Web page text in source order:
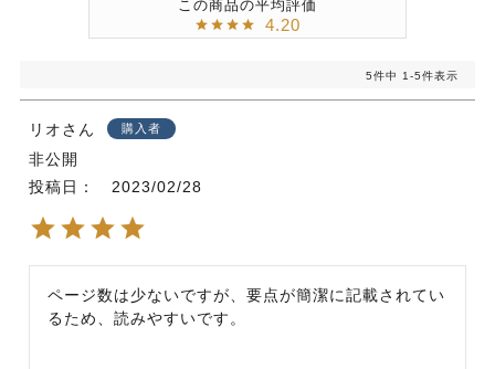
4.20
5件中 1-5件表示
リオ 購入者
非公開
投稿日
2023/02/28
ページ数は少ないですが、要点が簡潔に記載されてい
るため、読みやすいです。